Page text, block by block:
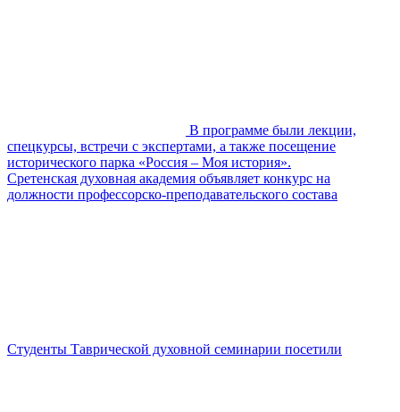
В программе были лекции,
спецкурсы, встречи с экспертами, а также посещение
исторического парка «Россия – Моя история».
Сретенская духовная академия объявляет конкурс на
должности профессорско-преподавательского состава
Студенты Таврической духовной семинарии посетили